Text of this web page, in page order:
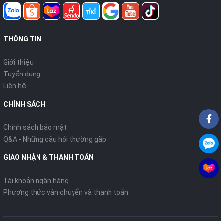
THÔNG TIN
Giới thiệu
Tuyển dụng
Liên hệ
CHÍNH SÁCH
Chính sách bảo mật
Q&A - Những câu hỏi thường gặp
GIAO NHẬN & THANH TOÁN
Tài khoản ngân hàng
Phương thức vận chuyển và thanh toán